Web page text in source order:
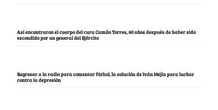
Así encontraron el cuerpo del cura Camilo Torres, 60 años después de haber sido
escondido por un general del Ejército
Regresar a la radio para comentar fútbol, la solución de Iván Mejía para luchar
contra la depresión